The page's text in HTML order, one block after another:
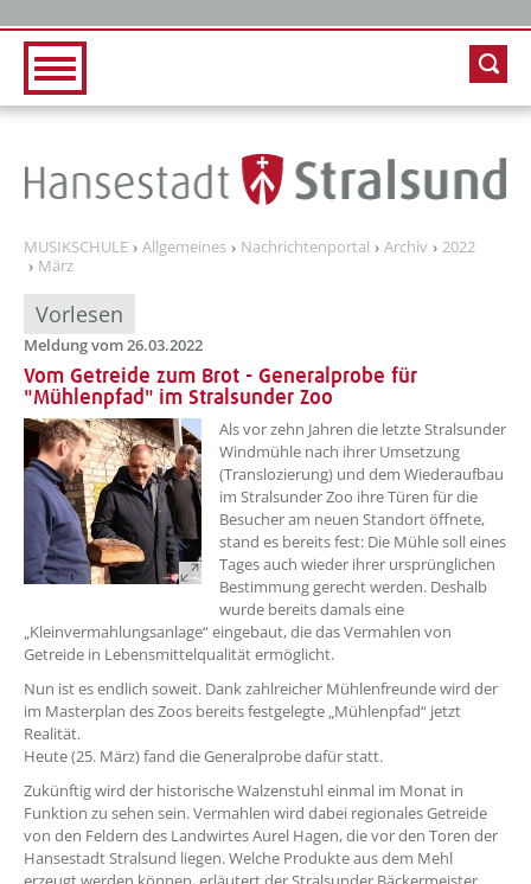
MUSIKSCHULE Allgemeines Nachrichtenportal Archiv
2022
März
Vorlesen
Meldung vom 26.03.2022
Vom Getreide zum Brot - Generalprobe für
"Mühlenpfad" im Stralsunder Zoo
??? absaetzeOben[1]/titel ???
Als vor zehn Jahren die letzte Stralsunder
Windmühle nach ihrer Umsetzung
(Translozierung) und dem Wiederaufbau
im Stralsunder Zoo ihre Türen für die
Besucher am neuen Standort öffnete,
stand es bereits fest: Die Mühle soll eines
Tages auch wieder ihrer ursprünglichen
Bestimmung gerecht werden. Deshalb
wurde bereits damals eine
„Kleinvermahlungsanlage“ eingebaut, die das Vermahlen von
Getreide in Lebensmittelqualität ermöglicht.
Nun ist es endlich soweit. Dank zahlreicher Mühlenfreunde wird der
im Masterplan des Zoos bereits festgelegte „Mühlenpfad“ jetzt
Realität.
Heute (25. März) fand die Generalprobe dafür statt.
Zukünftig wird der historische Walzenstuhl einmal im Monat in
Funktion zu sehen sein. Vermahlen wird dabei regionales Getreide
von den Feldern des Landwirtes Aurel Hagen, die vor den Toren der
Hansestadt Stralsund liegen. Welche Produkte aus dem Mehl